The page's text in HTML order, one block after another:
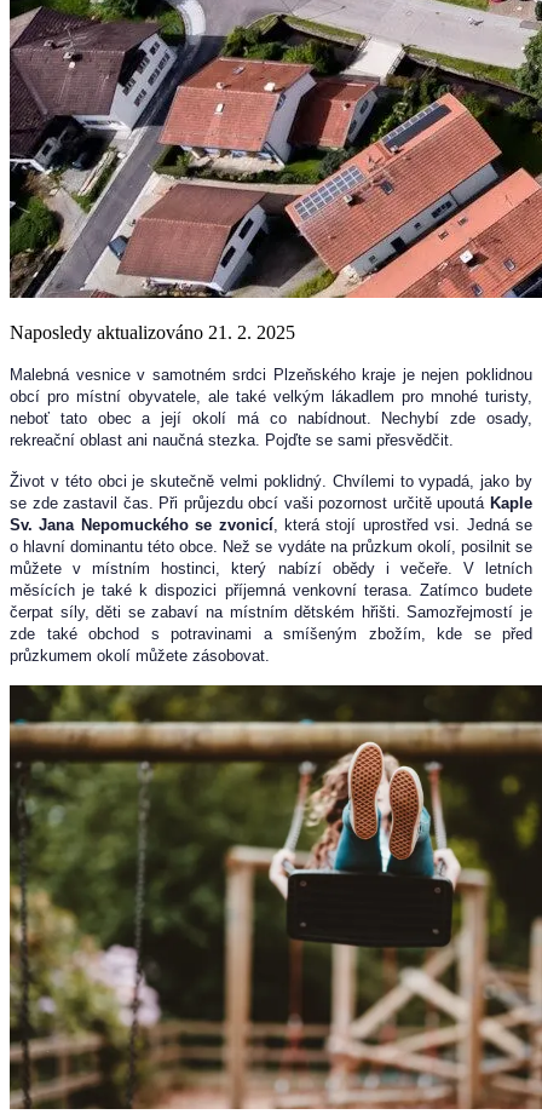
Naposledy aktualizováno 21. 2. 2025
Malebná vesnice v samotném srdci Plzeňského kraje je nejen poklidnou
obcí pro místní obyvatele, ale také velkým lákadlem pro mnohé turisty,
neboť tato obec a její okolí má co nabídnout. Nechybí zde osady,
rekreační oblast ani naučná stezka. Pojďte se sami přesvědčit.
Život v této obci je skutečně velmi poklidný. Chvílemi to vypadá, jako by
se zde zastavil čas. Při průjezdu obcí vaši pozornost určitě upoutá Kaple
Sv. Jana Nepomuckého se zvonicí, která stojí uprostřed vsi. Jedná se
o hlavní dominantu této obce. Než se vydáte na průzkum okolí, posilnit se
můžete v místním hostinci, který nabízí obědy i večeře. V letních
měsících je také k dispozici příjemná venkovní terasa. Zatímco budete
čerpat síly, děti se zabaví na místním dětském hřišti. Samozřejmostí je
zde také obchod s potravinami a smíšeným zbožím, kde se před
průzkumem okolí můžete zásobovat.